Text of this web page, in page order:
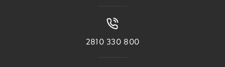
2810 330 800